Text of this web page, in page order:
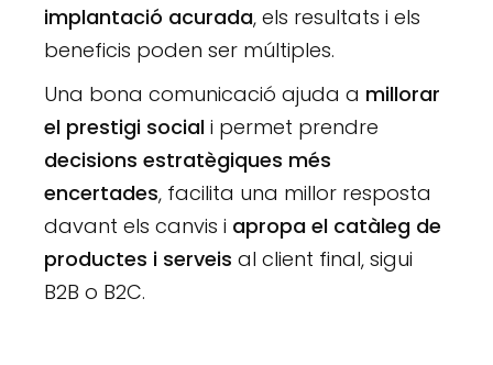
implantació acurada, els resultats i els
beneficis poden ser múltiples.
Una bona comunicació ajuda a millorar
el prestigi social i permet prendre
decisions estratègiques més
encertades, facilita una millor resposta
davant els canvis i apropa el catàleg de
productes i serveisal client final, sigui
B2B o B2C.